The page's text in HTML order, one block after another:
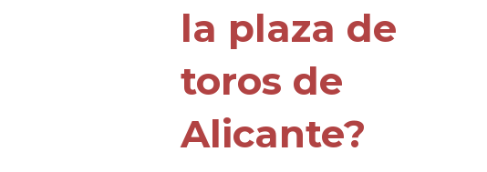
la plaza de
toros de
Alicante?